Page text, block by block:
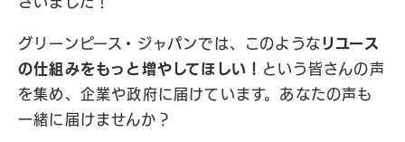
グリーンピース・ジャパンでは、このようなリユース
の仕組みをもっと増やしてほしい！ という皆さんの声
を集め、企業や政府に届けています。あなたの声も
一緒に届けませんか？